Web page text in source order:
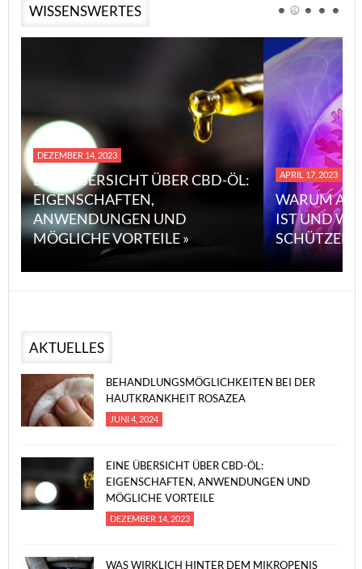
WISSENSWERTES
DEZEMBER 14, 2023
EINE ÜBERSICHT ÜBER CBD-ÖL:
EIGENSCHAFTEN,
ANWENDUNGEN UND
MÖGLICHE VORTEILE »
APRIL 17, 2023
WARUM
IST UND
SCHÜTZEN
AKTUELLES
BEHANDLUNGSMÖGLICHKEITEN BEI DER
HAUTKRANKHEIT ROSAZEA
JUNI 4, 2024
EINE ÜBERSICHT ÜBER CBD-ÖL:
EIGENSCHAFTEN, ANWENDUNGEN UND
MÖGLICHE VORTEILE
DEZEMBER 14, 2023
WAS WIRKLICH HINTER DEM MIKROPENIS